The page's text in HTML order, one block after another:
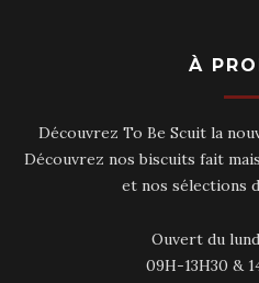
À
Découvrez To Be Scuit la
Découvrez nos biscuits fait
et nos sélections
Ouvert du
09H-13H30 &